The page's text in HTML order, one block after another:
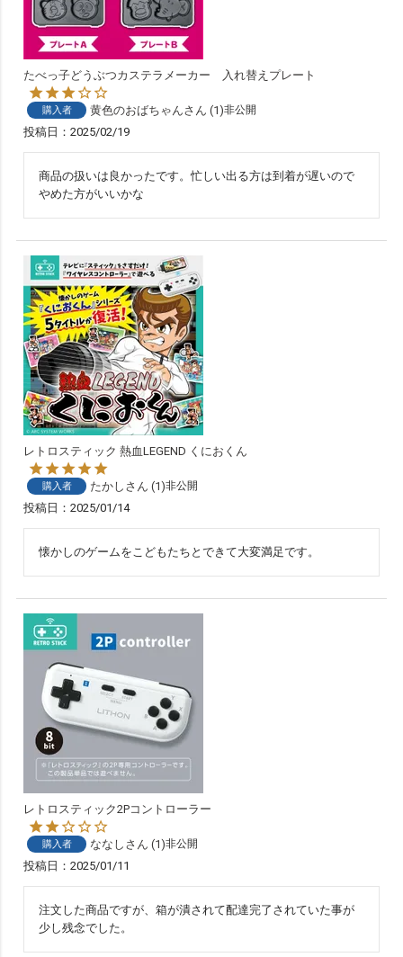
たべっ子どうぶつカステラメーカー 入れ替えプレート
購入者 黄色のおばちゃん 1 非公開
投稿日 2025/02/19
商品の扱いは良かったです。忙しい出る方は到着が遅いので
やめた方がいいかな
レトロスティック 熱血LEGEND くにおくん
購入者 たかし 1 非公開
投稿日 2025/01/14
レトロスティック2Pコントローラー
購入者 ななし 1 非公開
投稿日 2025/01/11
注文した商品ですが、箱が潰されて配達完了されていた事が
少し残念でした。